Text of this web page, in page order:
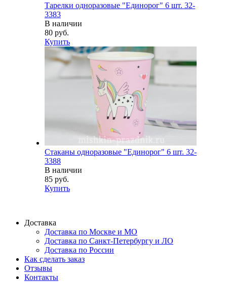
Тарелки одноразовые "Единорог" 6 шт. 32-
3383
В наличии
80 руб.
Купить
Стаканы одноразовые "Единорог" 6 шт. 32-
3388
В наличии
85 руб.
Купить
Доставка
Доставка по Москве и МО
Доставка по Санкт-Петербургу и ЛО
Доставка по России
Как сделать заказ
Отзывы
Контакты